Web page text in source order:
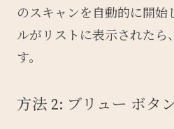
のスキャンを自動的に開始
ルがリストに表示されたら
す。
方法 2: ブリュー ボタ